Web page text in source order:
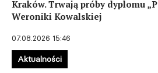
Kraków. Trwają próby dyplomu
Weroniki Kowalskiej
07.08.2026 15:46
Aktualności